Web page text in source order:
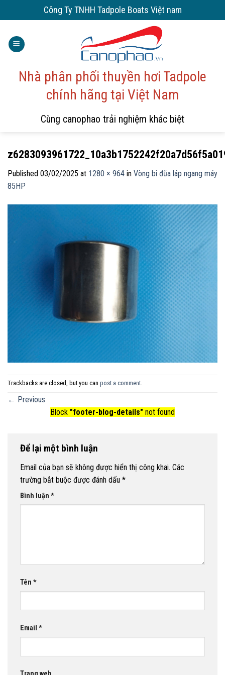
to
Công Ty TNHH Tadpole Boats Việt nam
Nhà phân phối thuyền hơi Tadpole
chính hãng tại Việt Nam
Cùng canophao trải nghiệm khác biệt
Published 03/02/2025 at 1280 × 964 in Vòng bi đũa láp ngang máy
85HP
Trackbacks are closed, but you can post a comment.
← Previous
Block "footer-blog-details" not found
Để lại một bình luận
Email của bạn sẽ không được hiển thị công khai. Các
trường bắt buộc được đánh dấu *
Bình luận *
Tên *
Email *